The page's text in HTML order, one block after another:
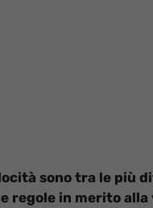
sono tra le più
regole in merito